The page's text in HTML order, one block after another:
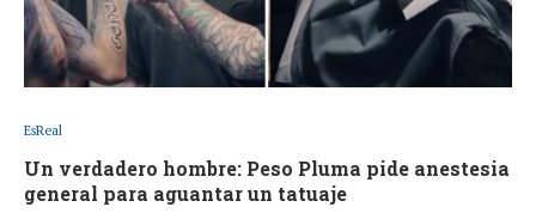
EsReal
Un verdadero hombre: Peso Pluma pide anestesia
general para aguantar un tatuaje